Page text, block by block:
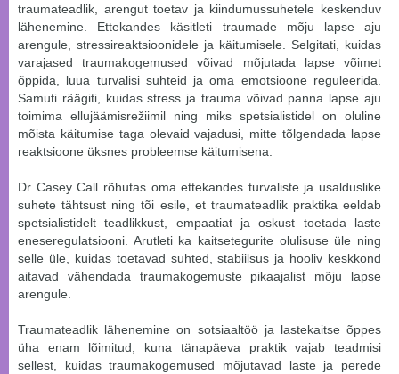
traumateadlik, arengut toetav ja kiindumussuhetele keskenduv
lähenemine. Ettekandes käsitleti traumade mõju lapse aju
arengule, stressireaktsioonidele ja käitumisele. Selgitati, kuidas
varajased traumakogemused võivad mõjutada lapse võimet
õppida, luua turvalisi suhteid ja oma emotsioone reguleerida.
Samuti räägiti, kuidas stress ja trauma võivad panna lapse aju
toimima ellujäämisrežiimil ning miks spetsialistidel on oluline
mõista käitumise taga olevaid vajadusi, mitte tõlgendada lapse
reaktsioone üksnes probleemse käitumisena.
Dr Casey Call rõhutas oma ettekandes turvaliste ja usalduslike
suhete tähtsust ning tõi esile, et traumateadlik praktika eeldab
spetsialistidelt teadlikkust, empaatiat ja oskust toetada laste
eneseregulatsiooni. Arutleti ka kaitsetegurite olulisuse üle ning
selle üle, kuidas toetavad suhted, stabiilsus ja hooliv keskkond
aitavad vähendada traumakogemuste pikaajalist mõju lapse
arengule.
Traumateadlik lähenemine on sotsiaaltöö ja lastekaitse õppes
üha enam lõimitud, kuna tänapäeva praktik vajab teadmisi
sellest, kuidas traumakogemused mõjutavad laste ja perede